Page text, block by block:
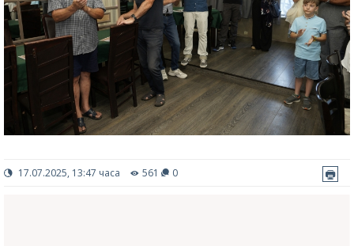
17.07.2025, 13:47 часа 561 0